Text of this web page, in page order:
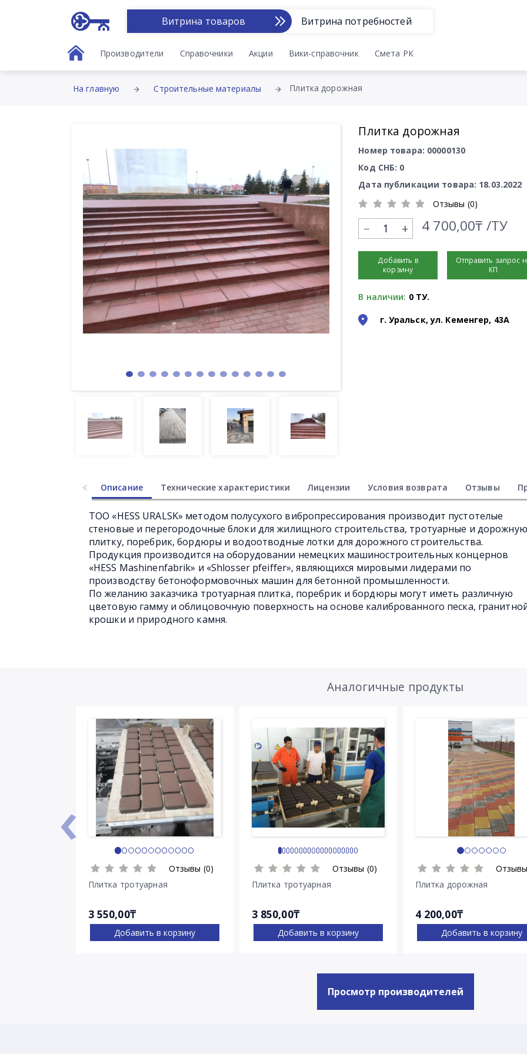
Витрина товаров Витрина потребностей
Производители Справочники Акции Вики-справочник Смета РК
На главную Строительные материалы Плитка дорожная
Плитка дорожная
Номер товара: 00000130
Код СНБ: 0
Дата публикации товара: 18.03.2022
Отзывы (0)
+ 4 700,00₸ /ТУ
Добавить в
корзину
Отправить запрос
КП
В наличии: 0 ТУ.
г. Уральск, ул. Кеменгер, 43А
Описание Технические характеристики Лицензии Условия возврата Отзывы
ТОО «HESS URALSK» методом полусухого вибропрессирования производит пустотелые
стеновые и перегородочные блоки для жилищного строительства, тротуарные и дорожную
плитку, поребрик, бордюры и водоотводные лотки для дорожного строительства.
Продукция производится на оборудовании немецких машиностроительных концернов
«HESS Mashinenfabrik» и «Shlosser pfeiffer», являющихся мировыми лидерами по
производству бетоноформовочных машин для бетонной промышленности.
По желанию заказчика тротуарная плитка, поребрик и бордюры могут иметь различную
цветовую гамму и облицовочную поверхность на основе калиброванного песка,
крошки и природного камня.
Аналогичные продукты
Отзывы (0)
Плитка тротуарная
3 550,00₸
Добавить в корзину
Отзывы (0)
Плитка тротуарная
3 850,00₸
Добавить в корзину
Плитка дорожная
4 200,00₸
Добавить в корзину
‹
Просмотр производителей